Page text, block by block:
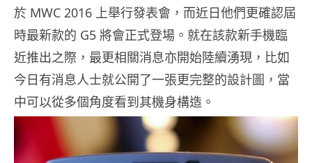
於 MWC 2016 上舉行發表會，而近日他們更確認屆
時最新款的 G5 將會正式登場。就在該款新手機臨
近推出之際，最更相關消息亦開始陸續湧現，比如
今日有消息人士就公開了一張更完整的設計圖，當
中可以從多個角度看到其機身構造。